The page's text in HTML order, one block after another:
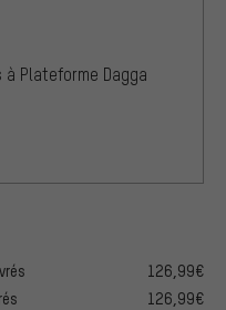
à Plateforme Dagga
126,99€
126,99€